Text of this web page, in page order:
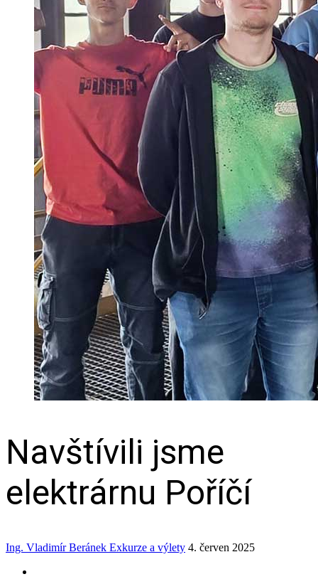
Navštívili jsme
elektrárnu Poříčí
Ing. Vladimír Beránek Exkurze a výlety 4. červen 2025